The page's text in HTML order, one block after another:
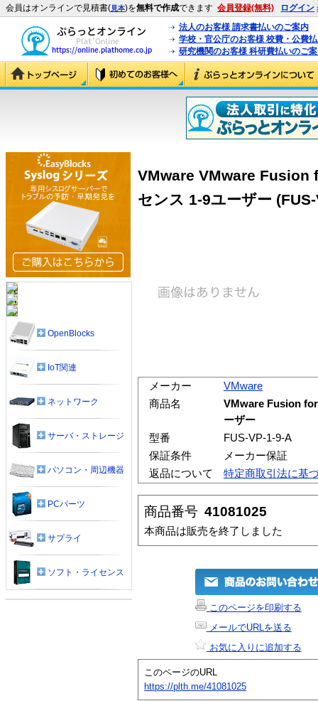
会員はオンラインで見積書(見本)を無料で作成できます 会員登録(無料) ログイン
法人のお客様 請求書払いのご案内
学校・官公庁のお客様 校費・公費
研究機関のお客様 科研費払いのご
VMware VMware Fusion
センス 1-9ユーザー
メーカー
VMware
商品名
VMware Fusion
ーザー
型番
FUS-VP-1-9-A
保証条件
メーカー保証
返品について
特定商取引法に基
商品番号 41081025
本商品は販売を終了しました
このページを印刷する
メールでURLを送る
お気に入りに追加する
このページのURL
https://plth.me/41081025
OpenBlocks
IoT関連
ネットワーク
サーバ・ストレージ
パソコン・周辺機器
PCパーツ
サプライ
ソフト・ライセンス